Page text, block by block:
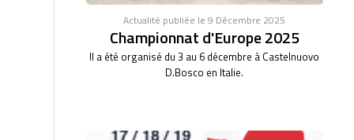
Actualité publiée le 9 Décembre 2025
Championnat d'Europe 2025
Il a été organisé du 3 au 6 décembre à Castelnuovo
D.Bosco en Italie.